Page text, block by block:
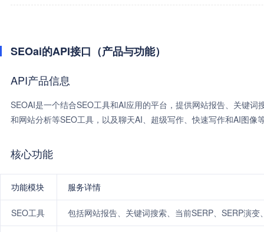
SEOai的API接口（产品与功能）
API产品信息
SEOAI是一个结合SEO工具和AI应用的平台，提供网站报告、关键
和网站分析等SEO工具，以及聊天AI、超级写作、快速写作和AI图像
核心功能
功能模块 服务详情
SEO工具 包括网站报告、关键词搜索、当前SERP、SERP演